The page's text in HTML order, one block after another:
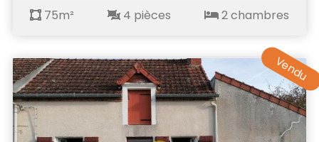
75m² 4 pièces 2 chambres
Vendu